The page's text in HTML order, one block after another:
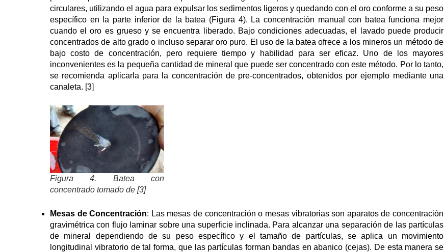
circulares, utilizando el agua para expulsar los sedimentos ligeros y quedando con el oro conforme a su peso
específico en la parte inferior de la batea (Figura 4). La concentración manual con batea funciona mejor
cuando el oro es grueso y se encuentra liberado. Bajo condiciones adecuadas, el lavado puede producir
concentrados de alto grado o incluso separar oro puro. El uso de la batea ofrece a los mineros un método de
bajo costo de concentración, pero requiere tiempo y habilidad para ser eficaz. Uno de los mayores
inconvenientes es la pequeña cantidad de mineral que puede ser concentrado con este método. Por lo tanto,
se recomienda aplicarla para la concentración de pre-concentrados, obtenidos por ejemplo mediante una
canaleta. [3]
Figura 4. Batea con
concentrado tomado de [3]
Mesas de Concentración: Las mesas de concentración o mesas vibratorias son aparatos de concentración
gravimétrica con flujo laminar sobre una superficie inclinada. Para alcanzar una separación de las partículas
de mineral dependiendo de su peso específico y el tamaño de partículas, se aplica un movimiento
longitudinal vibratorio de tal forma, que las partículas forman bandas en abanico (cejas). De esta manera se